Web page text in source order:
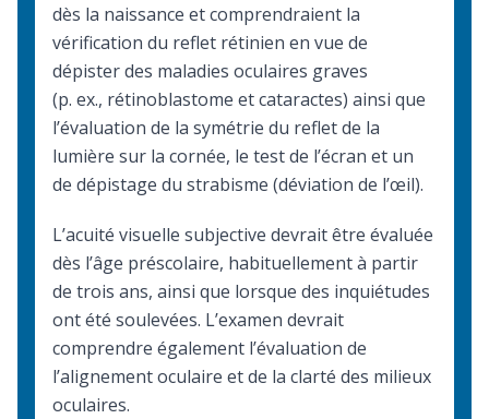
dès la naissance et comprendraient la
vérification du reflet rétinien en vue de
dépister des maladies oculaires graves
(p. ex., rétinoblastome et cataractes) ainsi que
l’évaluation de la symétrie du reflet de la
lumière sur la cornée, le test de l’écran et un
de dépistage du strabisme (déviation de l’œil).
L’acuité visuelle subjective devrait être évaluée
dès l’âge préscolaire, habituellement à partir
de trois ans, ainsi que lorsque des inquiétudes
ont été soulevées. L’examen devrait
comprendre également l’évaluation de
l’alignement oculaire et de la clarté des milieux
oculaires.